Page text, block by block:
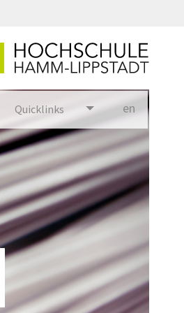
Quicklinks en glish